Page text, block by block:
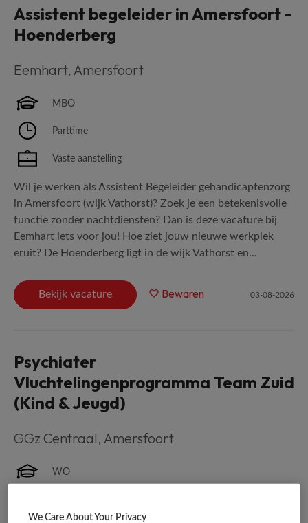
Assistent begeleider in Amersfoort -
Hoenderberg
Eemhart, Amersfoort
MBO
Parttime
Vaste aanstelling
Wil je werken als Assistent Begeleider gehandicaptenzorg
in Amersfoort (wijk Vathorst)? Zoek je een betekenisvolle
functie zonder nachtdiensten? Dan is deze vacature bij
Eemhart iets voor jou! Hoe ziet jouw nieuwe werkplek
eruit? De Hoenderberg ligt in de wijk Vathorst en...
Bekijk vacature Bewaren 03-08-2026
Psychiater
Vluchtelingenprogramma Team Zuid
(Kind & Jeugd)
GGz Centraal, Amersfoort
WO
We Care About Your Privacy